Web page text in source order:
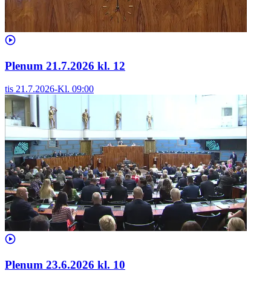
Plenum 21.7.2026 kl. 12
tis 21.7.2026-Kl. 09:00
Plenum 23.6.2026 kl. 10